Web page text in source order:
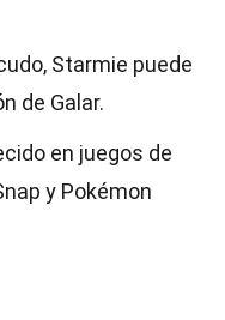
Starmie puede
de Galar.
en juegos de
y Pokémon